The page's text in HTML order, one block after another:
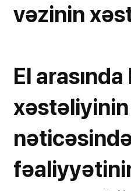
vəzinin
El
xəstəliyinin